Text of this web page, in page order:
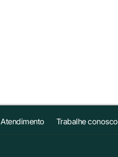
Atendimento Trabalhe conosco